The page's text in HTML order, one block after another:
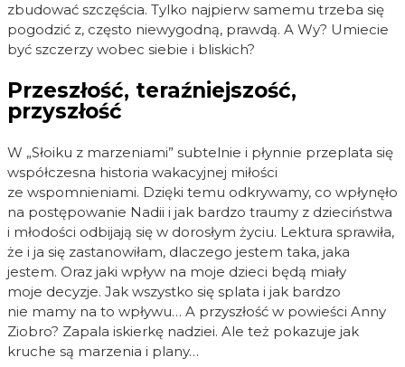
zbudować szczęścia. Tylko najpierw samemu trzeba się
pogodzić z, często niewygodną, prawdą. A Wy? Umiecie
być szczerzy wobec siebie i bliskich?
Przeszłość, teraźniejszość,
przyszłość
W „Słoiku z marzeniami” subtelnie i płynnie przeplata się
współczesna historia wakacyjnej miłości
ze wspomnieniami. Dzięki temu odkrywamy, co wpłynęło
na postępowanie Nadii i jak bardzo traumy z dzieciństwa
i młodości odbijają się w dorosłym życiu. Lektura sprawiła,
że i ja się zastanowiłam, dlaczego jestem taka, jaka
jestem. Oraz jaki wpływ na moje dzieci będą miały
moje decyzje. Jak wszystko się splata i jak bardzo
nie mamy na to wpływu… A przyszłość w powieści Anny
Ziobro? Zapala iskierkę nadziei. Ale też pokazuje jak
kruche są marzenia i plany…